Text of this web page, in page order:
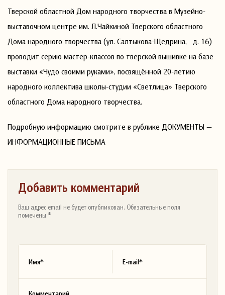
Тверской областной Дом народного творчества в Музейно-
выставочном центре им. Л.Чайкиной Тверского областного
Дома народного творчества (ул. Салтыкова-Щедрина, д. 16)
проводит серию мастер-классов по тверской вышивке на базе
выставки «Чудо своими руками», посвящённой 20-летию
народного коллектива школы-студии «Светлица» Тверского
областного Дома народного творчества.
Подробную информацию смотрите в рублике ДОКУМЕНТЫ —
ИНФОРМАЦИОННЫЕ ПИСЬМА
Добавить комментарий
Ваш адрес email не будет опубликован. Обязательные поля
помечены *